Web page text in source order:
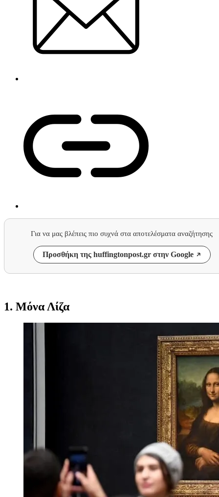
Για να μας βλέπεις πιο συχνά στα αποτελέσματα αναζήτησης
Προσθήκη της huffingtonpost.gr στην Google
1. Μόνα Λίζα